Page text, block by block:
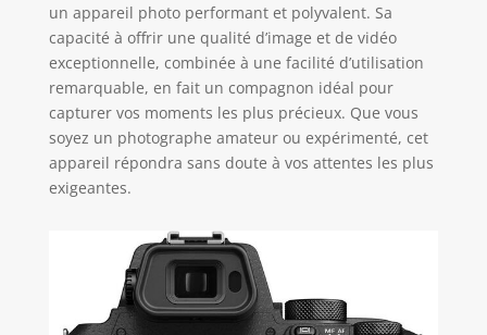
un appareil photo performant et polyvalent. Sa
capacité à offrir une qualité d’image et de vidéo
exceptionnelle, combinée à une facilité d’utilisation
remarquable, en fait un compagnon idéal pour
capturer vos moments les plus précieux. Que vous
soyez un photographe amateur ou expérimenté, cet
appareil répondra sans doute à vos attentes les plus
exigeantes.